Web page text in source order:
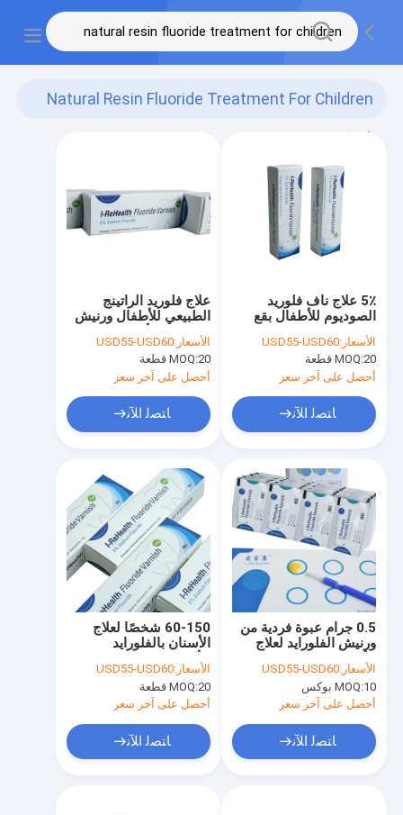
Natural Resin Fluoride Treatment For Children
(29)
علاج فلوريد الراتينج
الطبيعي للأطفال ورنيش
الفلورايد للأطفال
الأسعار:USD55-USD60
MOQ:20 قطعة
أحصل على آخر سعر
ﺎﺘﺼﻟ ﺍﻶﻧ
5٪ علاج ناف فلوريد
الصوديوم للأطفال بقع
الطباشير التجفيف السريع
الأسعار:USD55-USD60
MOQ:20 قطعة
أحصل على آخر سعر
ﺎﺘﺼﻟ ﺍﻶﻧ
60-150 شخصًا لعلاج
الأسنان بالفلورايد
للأطفال بنكهة البطيخ
الأسعار:USD55-USD60
MOQ:20 قطعة
أحصل على آخر سعر
ﺎﺘﺼﻟ ﺍﻶﻧ
0.5 جرام عبوة فردية من
ورنيش الفلورايد لعلاج
الأطفال لإزالة المعادن
من المينا
الأسعار:USD55-USD60
MOQ:10 بوكس
أحصل على آخر سعر
ﺎﺘﺼﻟ ﺍﻶﻧ